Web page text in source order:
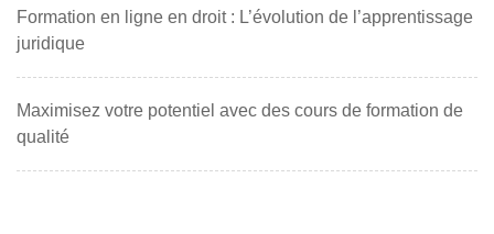
Formation en ligne en droit : L’évolution de l’apprentissage
juridique
Maximisez votre potentiel avec des cours de formation de
qualité